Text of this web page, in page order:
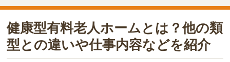
健康型有料老人ホームとは？他の類
型との違いや仕事内容などを紹介